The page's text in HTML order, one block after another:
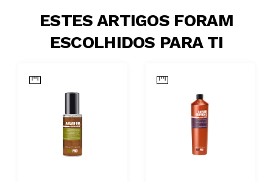
ESTES ARTIGOS FORAM
ESCOLHIDOS PARA TI